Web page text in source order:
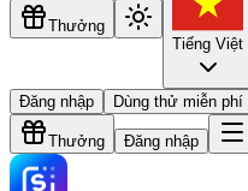
Thưởng
Tiếng Việt
Đăng nhập Dùng thử miễn phí
Thưởng Đăng nhập